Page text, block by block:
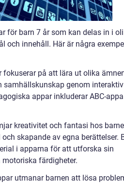
för barn 7 år som kan delas in i
och innehåll. Här är några
fokuserar på att lära ut olika
samhällskunskap genom
appar inkluderar ABC-
kreativitet och fantasi hos
skapande av egna berättelser.
i apparna för att utforska sin
färdigheter.
utmanar barnen att lösa